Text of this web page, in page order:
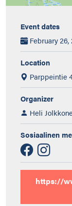
Event dates
February 26,
Location
Parppeintie
Organizer
Heli
Sosiaalinen
https://